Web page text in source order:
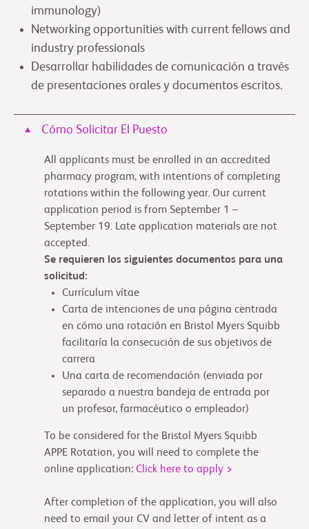
immunology)
Networking opportunities with current fellows and
industry professionals
Desarrollar habilidades de comunicación a través
de presentaciones orales y documentos escritos.
Cómo Solicitar El Puesto
All applicants must be enrolled in an accredited
pharmacy program, with intentions of completing
rotations within the following year. Our current
application period is from September 1 –
September 19. Late application materials are not
accepted.
Se requieren los siguientes documentos para una
solicitud:
Currículum vítae
Carta de intenciones de una página centrada
en cómo una rotación en Bristol Myers Squibb
facilitaría la consecución de sus objetivos de
carrera
Una carta de recomendación (enviada por
separado a nuestra bandeja de entrada por
un profesor, farmacéutico o empleador)
To be considered for the Bristol Myers Squibb
APPE Rotation, you will need to complete the
online application: Click here to apply >
After completion of the application, you will also
need to email your CV and letter of intent as a